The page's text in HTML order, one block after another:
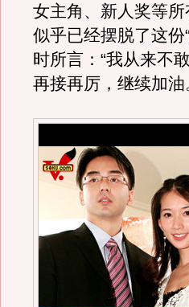
女主角、新人奖等
似乎已经摆脱了这
时所言：“我从来不
再接再厉，继续加油